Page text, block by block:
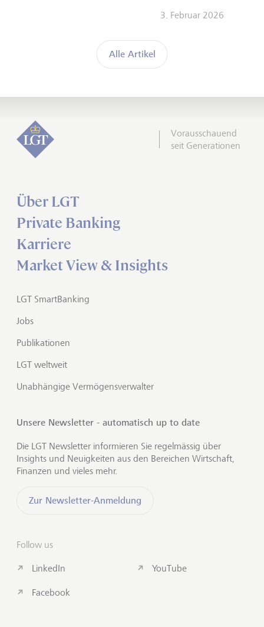
Alle Artikel
3. Februar 2026
Vorausschauend
seit Generationen
Über LGT
Private Banking
Karriere
Market View & Insights
LGT SmartBanking
Jobs
Publikationen
LGT weltweit
Unabhängige Vermögensverwalter
Unsere Newsletter - automatisch up to date
Die LGT Newsletter informieren Sie regelmässig über
Insights und Neuigkeiten aus den Bereichen Wirtschaft,
Finanzen und vieles mehr.
Zur Newsletter-Anmeldung
Follow us
LinkedIn
Facebook
YouTube